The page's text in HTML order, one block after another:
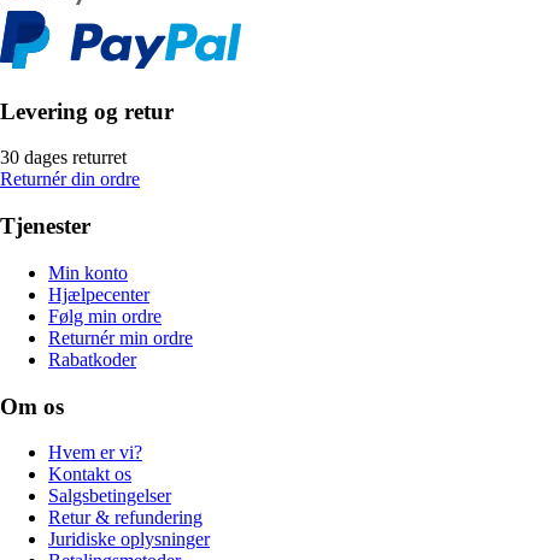
Levering og retur
30 dages returret
Returnér din ordre
Tjenester
Min konto
Hjælpecenter
Følg min ordre
Returnér min ordre
Rabatkoder
Om os
Hvem er vi?
Kontakt os
Salgsbetingelser
Retur & refundering
Juridiske oplysninger